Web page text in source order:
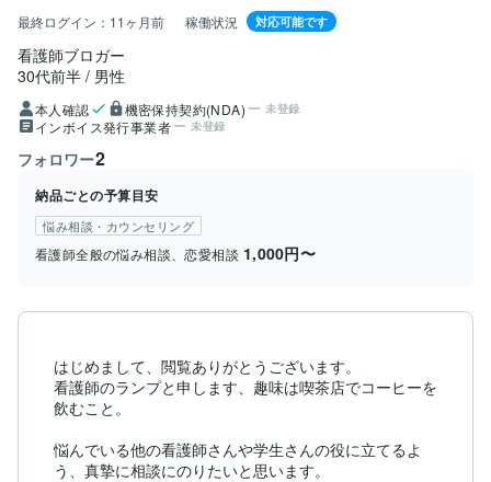
最終ログイン： 11ヶ月前 稼働状況 対応可能です
看護師ブロガー
30代前半
男性
本人確認 機密保持契約(NDA) 未登録
インボイス発行事業者 未登録
フォロワー2
納品ごとの予算目安
悩み相談・カウンセリング
看護師全般の悩み相談、恋愛相談 1,000円〜
はじめまして、閲覧ありがとうございます。
看護師のランプと申します、趣味は喫茶店でコーヒーを
飲むこと。
悩んでいる他の看護師さんや学生さんの役に立てるよ
う、真摯に相談にのりたいと思います。